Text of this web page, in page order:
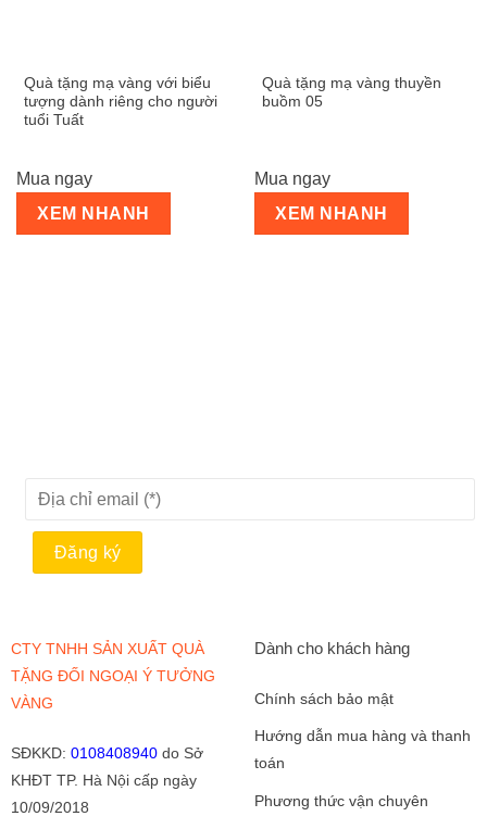
Quà tặng mạ vàng với biểu
tượng dành riêng cho người
tuổi Tuất
Mua ngay
XEM NHANH
Quà tặng mạ vàng thuyền
buồm 05
Mua ngay
XEM NHANH
CTY TNHH SẢN XUẤT QUÀ
TẶNG ĐỐI NGOẠI Ý TƯỞNG
VÀNG
SĐKKD: 0108408940do Sở
KHĐT TP. Hà Nội cấp ngày
10/09/2018
Dành cho khách hàng
Chính sách bảo mật
Hướng dẫn mua hàng và thanh
toán
Phương thức vận chuyên